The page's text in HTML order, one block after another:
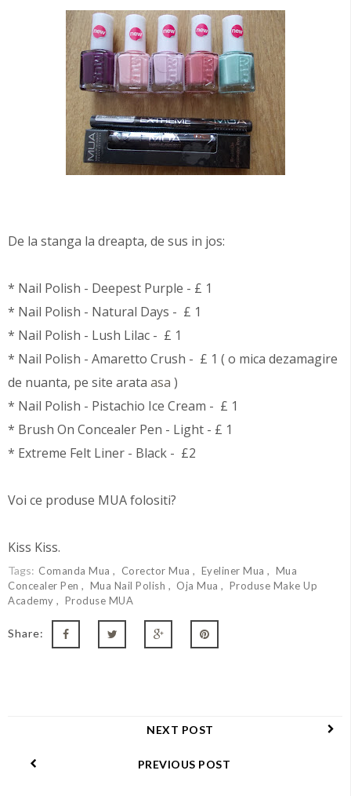
De la stanga la dreapta, de sus in jos:
* Nail Polish - Deepest Purple - £ 1
* Nail Polish - Natural Days - £ 1
* Nail Polish - Lush Lilac - £ 1
* Nail Polish - Amaretto Crush - £ 1 ( o mica dezamagire
de nuanta, pe site arata asa )
* Nail Polish - Pistachio Ice Cream - £ 1
* Brush On Concealer Pen - Light - £ 1
* Extreme Felt Liner - Black - £2
Voi ce produse MUA folositi?
Kiss Kiss.
Tags: Comanda Mua Corector Mua Eyeliner Mua
Mua
Concealer Pen
Mua Nail Polish Oja Mua
Produse Make Up
Academy
Produse MUA
Share:
NEXT POST
PREVIOUS POST